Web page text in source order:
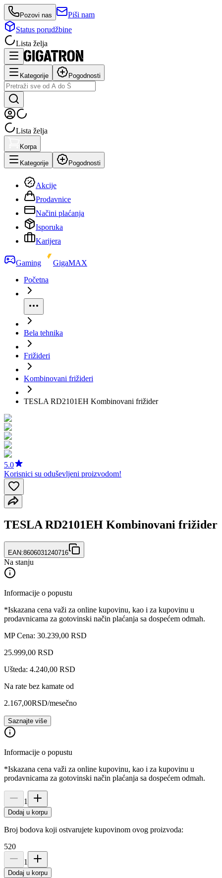
Pozovi nas
Piši nam
Status porudžbine
Lista želja
Kategorije Pogodnosti
Lista želja
Korpa
Kategorije Pogodnosti
Akcije
Prodavnice
Načini plaćanja
Isporuka
Karijera
Gaming
GigaMAX
Početna
Bela tehnika
Frižideri
Kombinovani frižideri
TESLA RD2101EH Kombinovani frižider
5.0
Korisnici su oduševljeni proizvodom!
TESLA RD2101EH Kombinovani frižider
EAN:8606031240716
Na stanju
Informacije o popustu
*Iskazana cena važi za online kupovinu, kao i za kupovinu u
prodavnicama za gotovinski način plaćanja sa dospećem odmah.
MP Cena: 30.239,00 RSD
25.999,00 RSD
Ušteda: 4.240,00 RSD
Na rate bez kamate od
2.167,00RSD/mesečno
Saznajte više
Informacije o popustu
*Iskazana cena važi za online kupovinu, kao i za kupovinu u
prodavnicama za gotovinski način plaćanja sa dospećem odmah.
1
Dodaj u korpu
Broj bodova koji ostvarujete kupovinom ovog proizvoda:
520
1
Dodaj u korpu